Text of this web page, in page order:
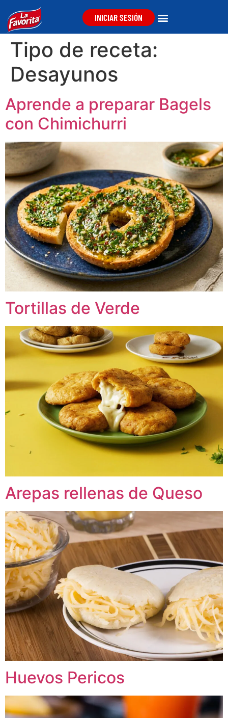
INICIAR SESIÓN
Tipo de receta:
Desayunos
Aprende a preparar Bagels
con Chimichurri
Tortillas de Verde
Arepas rellenas de Queso
Huevos Pericos